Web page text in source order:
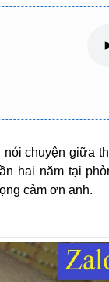
chuyện giữa
hai năm tại
cảm ơn anh.